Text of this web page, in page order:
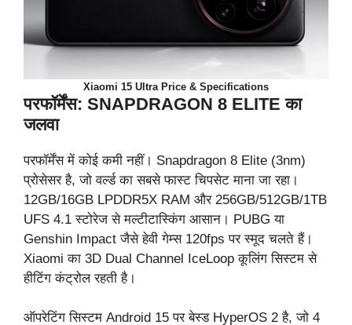
Xiaomi 15 Ultra Price & Specifications
परफॉर्मेंस: SNAPDRAGON 8 ELITE का
जलवा
परफॉर्मेंस में कोई कमी नहीं। Snapdragon 8 Elite (3nm)
प्रोसेसर है, जो वर्ल्ड का सबसे फास्ट चिपसेट माना जा रहा।
12GB/16GB LPDDR5X RAM और 256GB/512GB/1TB
UFS 4.1 स्टोरेज से मल्टीटास्किंग आसान। PUBG या
Genshin Impact जैसे हेवी गेम्स 120fps पर स्मूद चलते हैं।
Xiaomi का 3D Dual Channel IceLoop कूलिंग सिस्टम से
हीटिंग कंट्रोल रहती है।
ऑपरेटिंग सिस्टम Android 15 पर बेस्ड HyperOS 2 है, जो 4